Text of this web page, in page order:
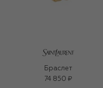
Браслет
74 850 ₽